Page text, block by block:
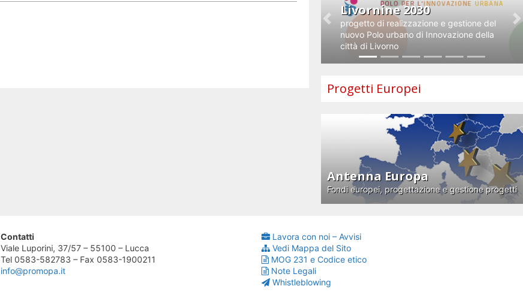
Livornine 2030
progetto di realizzazione e gestione del
nuovo Polo urbano di Innovazione della
città di Livorno
Previous
Progetti Europei
Antenna Europa
Fondi europei, progettazione e gestione progetti
Contatti
Viale Luporini, 37/57 – 55100 – Lucca
Tel 0583-582783 – Fax 0583-1900211
info@promopa.it
Lavora con noi – Avvisi
Vedi Mappa del Sito
MOG 231 e Codice etico
Note Legali
Whistleblowing